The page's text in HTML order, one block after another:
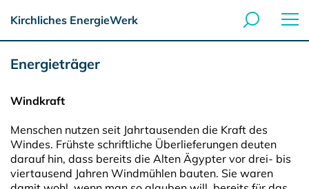
Kirchliches EnergieWerk
Energieträger
Windkraft
Menschen nutzen seit Jahrtausenden die Kraft des
Windes. Frühste schriftliche Überlieferungen deuten
darauf hin, dass bereits die Alten Ägypter vor drei- bis
viertausend Jahren Windmühlen bauten. Sie waren